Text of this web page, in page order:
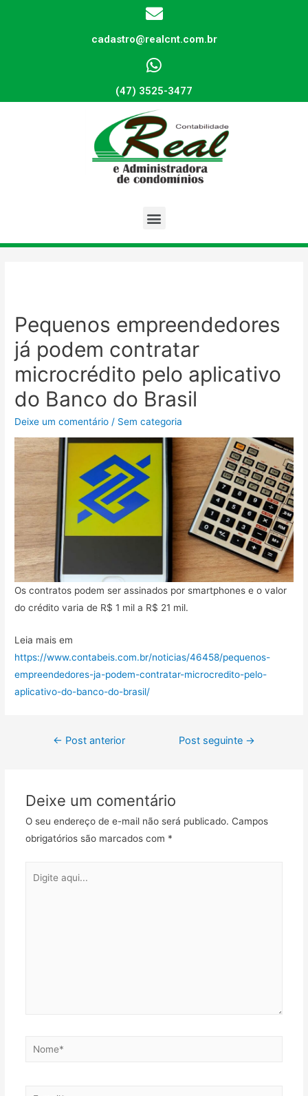
cadastro@realcnt.com.br
(47) 3525-3477
Pequenos empreendedores
já podem contratar
microcrédito pelo aplicativo
do Banco do Brasil
Deixe um comentário / Sem categoria
Os contratos podem ser assinados por smartphones e o valor
do crédito varia de R$ 1 mil a R$ 21 mil.
Leia mais em
https://www.contabeis.com.br/noticias/46458/pequenos-
empreendedores-ja-podem-contratar-microcredito-pelo-
aplicativo-do-banco-do-brasil/
← Post anterior Post seguinte →
Deixe um comentário
O seu endereço de e-mail não será publicado. Campos
obrigatórios são marcados com *